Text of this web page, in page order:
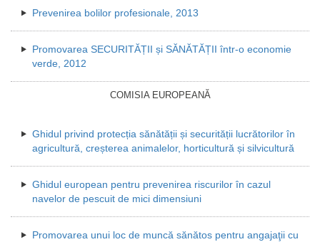
Prevenirea bolilor profesionale, 2013
Promovarea SECURITĂȚII și SĂNĂTĂȚII într-o economie
verde, 2012
COMISIA EUROPEANĂ
Ghidul privind protecția sănătății și securității lucrătorilor în
agricultură, creșterea animalelor, horticultură și silvicultură
Ghidul european pentru prevenirea riscurilor în cazul
navelor de pescuit de mici dimensiuni
Promovarea unui loc de muncă sănătos pentru angajaţii cu